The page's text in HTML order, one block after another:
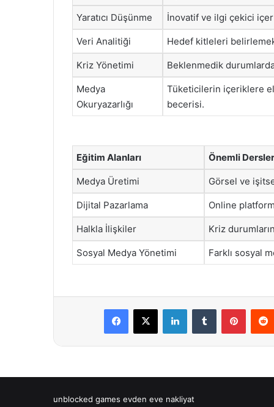
Yaratıcı Düşünme İnovatif ve ilgi çekici
Veri Analitiği Hedef kitleleri
Kriz Yönetimi Beklenmedik
Medya
Okuryazarlığı
Tüketicilerin içeriklere
becerisi.
Eğitim Alanları Önemli Dersler
Medya Üretimi Görsel ve
Dijital Pazarlama Online
Halkla İlişkiler Kriz
Sosyal Medya Yönetimi Farklı sosyal
Facebook
X LinkedInTumblr
unblocked games evden eve nakliyat